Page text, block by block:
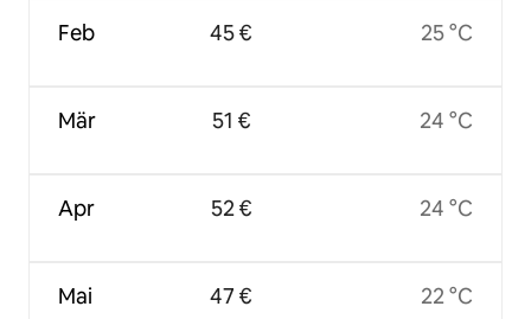
Feb
Mär
Apr
Mai
45 €
51 €
52 €
47 €
25 °C
24 °C
24 °C
22 °C